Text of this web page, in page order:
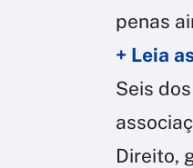
penas
+ Leia
Seis
Direito,